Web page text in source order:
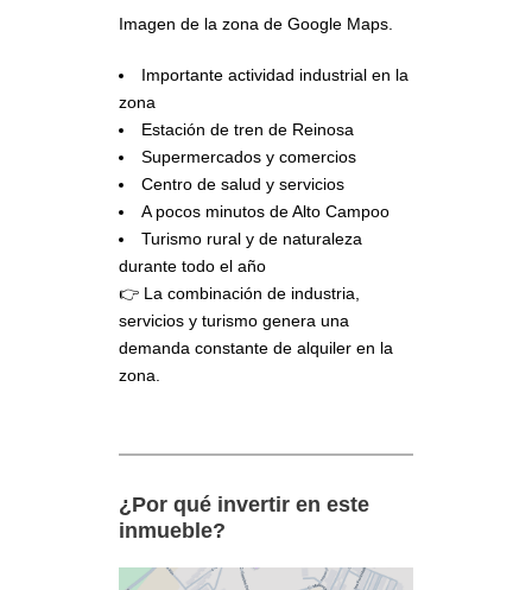
Imagen de la zona de Google Maps.
Importante actividad industrial en la
zona
Estación de tren de Reinosa
Supermercados y comercios
Centro de salud y servicios
A pocos minutos de Alto Campoo
Turismo rural y de naturaleza
durante todo el año
👉 La combinación de industria,
servicios y turismo genera una
demanda constante de alquiler en la
zona.
¿Por qué invertir en este
inmueble?